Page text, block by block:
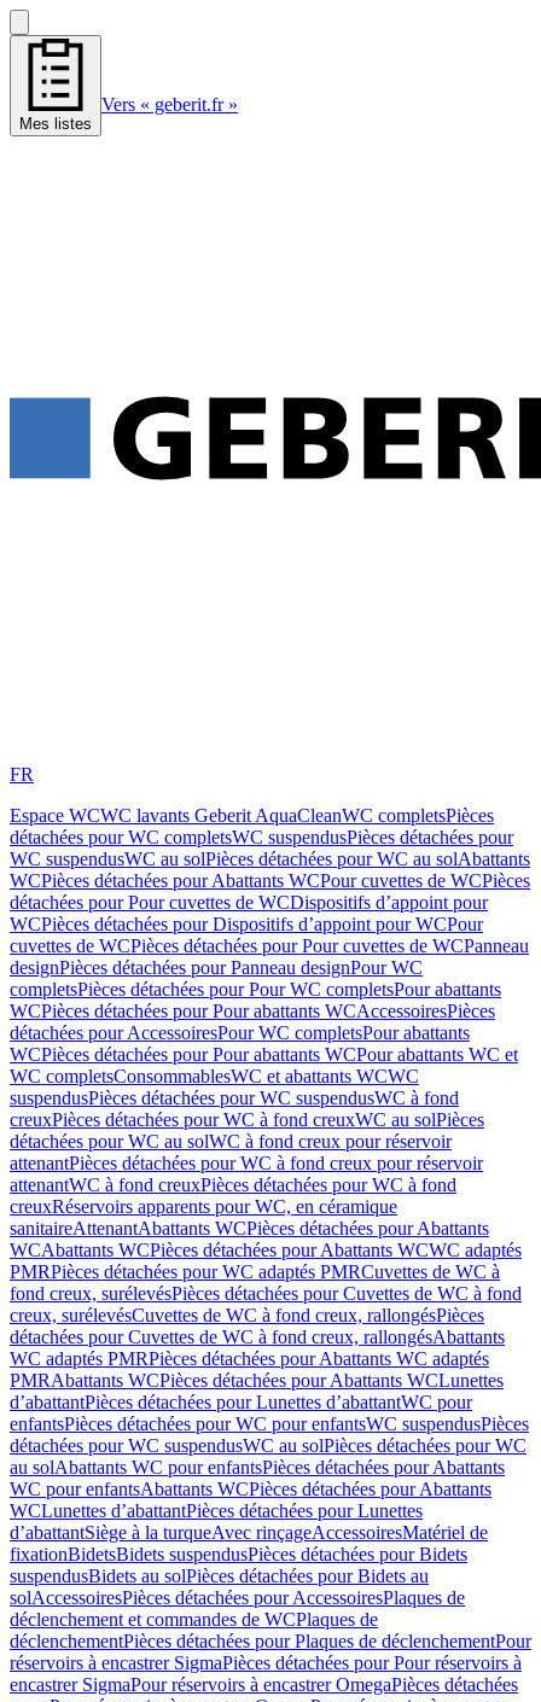
Mes listes
Vers « geberit.fr »
FR
Espace WCWC lavants Geberit AquaCleanWC completsPièces
détachées pour WC completsWC suspendusPièces détachées pour
WC suspendusWC au solPièces détachées pour WC au solAbattants
WCPièces détachées pour Abattants WCPour cuvettes de WCPièces
détachées pour Pour cuvettes de WCDispositifs d’appoint pour
WCPièces détachées pour Dispositifs d’appoint pour WCPour
cuvettes de WCPièces détachées pour Pour cuvettes de WCPanneau
designPièces détachées pour Panneau designPour WC
completsPièces détachées pour Pour WC completsPour abattants
WCPièces détachées pour Pour abattants WCAccessoiresPièces
détachées pour AccessoiresPour WC completsPour abattants
WCPièces détachées pour Pour abattants WCPour abattants WC et
WC completsConsommablesWC et abattants WCWC
suspendusPièces détachées pour WC suspendusWC à fond
creuxPièces détachées pour WC à fond creuxWC au solPièces
détachées pour WC au solWC à fond creux pour réservoir
attenantPièces détachées pour WC à fond creux pour réservoir
attenantWC à fond creuxPièces détachées pour WC à fond
creuxRéservoirs apparents pour WC, en céramique
sanitaireAttenantAbattants WCPièces détachées pour Abattants
WCAbattants WCPièces détachées pour Abattants WCWC adaptés
PMRPièces détachées pour WC adaptés PMRCuvettes de WC à
fond creux, surélevésPièces détachées pour Cuvettes de WC à fond
creux, surélevésCuvettes de WC à fond creux, rallongésPièces
détachées pour Cuvettes de WC à fond creux, rallongésAbattants
WC adaptés PMRPièces détachées pour Abattants WC adaptés
PMRAbattants WCPièces détachées pour Abattants WCLunettes
d’abattantPièces détachées pour Lunettes d’abattantWC pour
enfantsPièces détachées pour WC pour enfantsWC suspendusPièces
détachées pour WC suspendusWC au solPièces détachées pour WC
au solAbattants WC pour enfantsPièces détachées pour Abattants
WC pour enfantsAbattants WCPièces détachées pour Abattants
WCLunettes d’abattantPièces détachées pour Lunettes
d’abattantSiège à la turqueAvec rinçageAccessoiresMatériel de
fixationBidetsBidets suspendusPièces détachées pour Bidets
suspendusBidets au solPièces détachées pour Bidets au
solAccessoiresPièces détachées pour AccessoiresPlaques de
déclenchement et commandes de WCPlaques de
déclenchementPièces détachées pour Plaques de déclenchementPour
réservoirs à encastrer SigmaPièces détachées pour Pour réservoirs à
encastrer SigmaPour réservoirs à encastrer OmegaPièces détachées